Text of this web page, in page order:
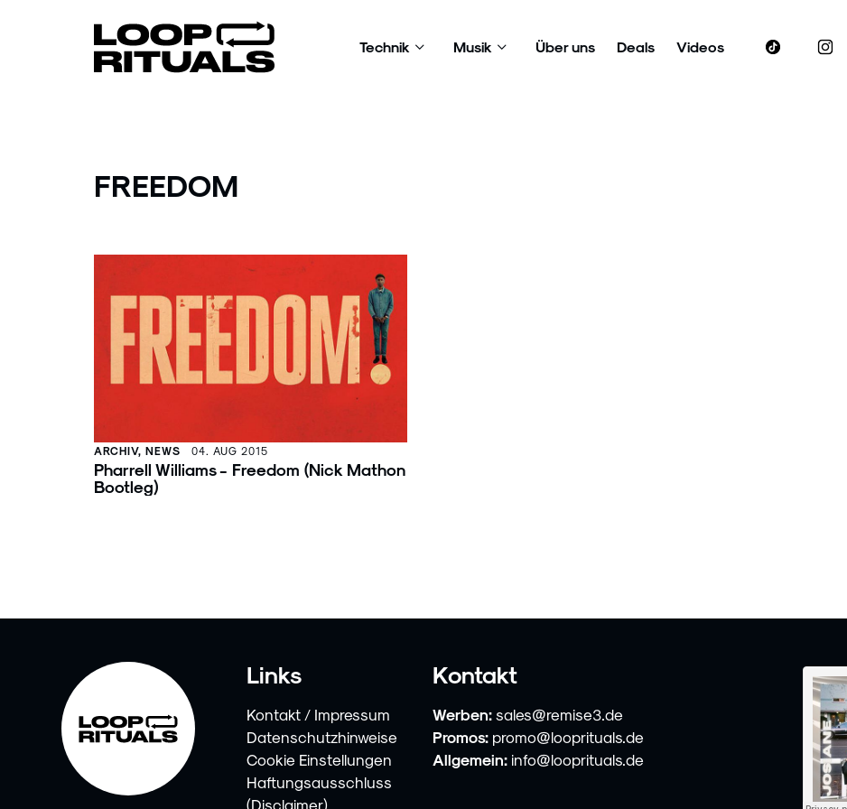
Technik Musik Über uns Deals Videos
FREEDOM
ARCHIV, NEWS 04. AUG 2015
Pharrell Williams - Freedom (Nick Mathon
Bootleg)
Links
Kontakt / Impressum
Datenschutzhinweise
Cookie Einstellungen
Haftungsausschluss
(Disclaimer)
Kontakt
Werben: sales@remise3.de
Promos: promo@looprituals.de
Allgemein: info@looprituals.de